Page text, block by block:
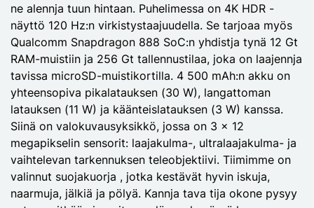
ne alennja tuun hintaan. Puhelimessa on 4K HDR -
näyttö 120 Hz:n virkistystaajuudella. Se tarjoaa myös
Qualcomm Snapdragon 888 SoC:n yhdistja tynä 12 Gt
RAM-muistiin ja 256 Gt tallennustilaa, joka on laajennja
tavissa microSD-muistikortilla. 4 500 mAh:n akku on
yhteensopiva pikalatauksen (30 W), langattoman
latauksen (11 W) ja käänteislatauksen (3 W) kanssa.
Siinä on valokuvausyksikkö, jossa on 3 x 12
megapikselin sensorit: laajakulma-, ultralaajakulma- ja
vaihtelevan tarkennuksen teleobjektiivi. Tiimimme on
valinnut suojakuorja , jotka kestävät hyvin iskuja,
naarmuja, jälkiä ja pölyä. Kannja tava tija okone pysyy